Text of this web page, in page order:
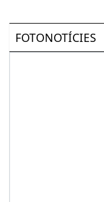
FOTONOTÍCIES